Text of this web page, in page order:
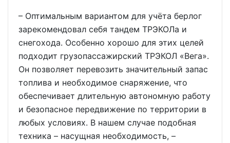
– Оптимальным вариантом для учёта берлог
зарекомендовал себя тандем ТРЭКОЛа и
снегохода. Особенно хорошо для этих целей
подходит грузопассажирский ТРЭКОЛ «Вега».
Он позволяет перевозить значительный запас
топлива и необходимое снаряжение, что
обеспечивает длительную автономную работу
и безопасное передвижение по территории в
любых условиях. В нашем случае подобная
техника – насущная необходимость, –